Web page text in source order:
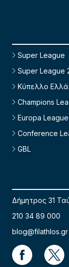
Super League
Super League
Κύπελλο
Champions
Europa League
Conference
GBL
Δήμητρος 31
210 34 89 000
blog@filathlos.gr